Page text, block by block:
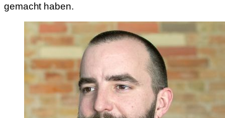
gemacht haben.